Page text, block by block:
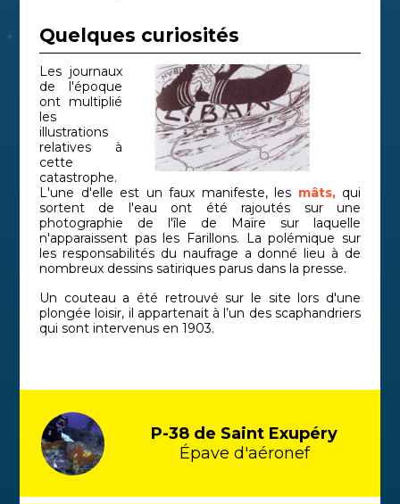
Quelques curiosités
Les journaux
de l'époque
ont multiplié
les
illustrations
relatives à
cette
catastrophe.
L'une d'elle est un faux manifeste, les mâts,qui
sortent de l'eau ont été rajoutés sur une
photographie de l'île de Maïre sur laquelle
n'apparaissent pas les Farillons. La polémique sur
les responsabilités du naufrage a donné lieu à de
nombreux dessins satiriques parus dans la presse.
Un couteau a été retrouvé sur le site lors d'une
plongée loisir, il appartenait à l’un des scaphandriers
qui sont intervenus en 1903.
P-38 de Saint Exupéry
Épave d'aéronef